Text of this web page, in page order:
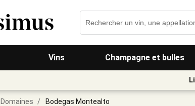
Vins Champagne et bulles
Domaines / Bodegas Montealto